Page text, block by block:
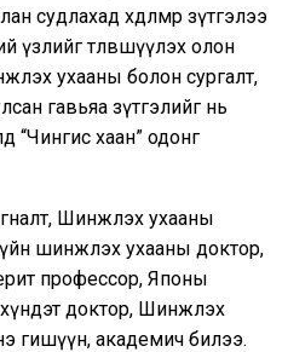
судлахад хөдөлмөр зүтгэлээ
үзлийг төлөвшүүлэх олон
ухааны болон сургалт,
гавьяа зүтгэлийг нь
“Чингис хаан” одонг
Шинжлэх ухааны
шинжлэх ухааны доктор,
профессор, Японы
хүндэт доктор, Шинжлэх
гишүүн, академич билээ.